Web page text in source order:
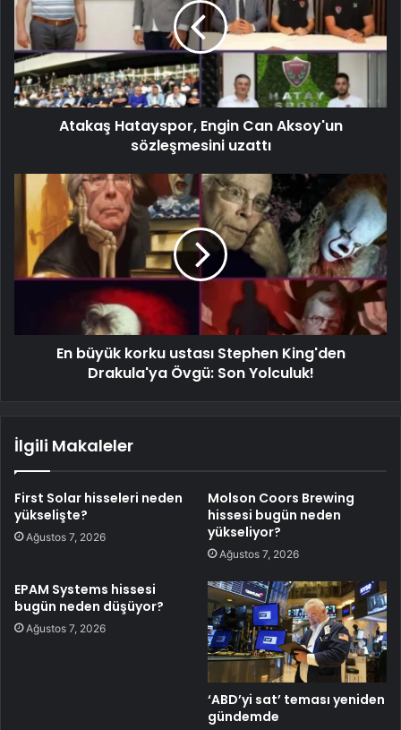
Atakaş Hatayspor, Engin Can Aksoy'un
sözleşmesini uzattı
En büyük korku ustası Stephen King'den
Drakula'ya Övgü: Son Yolculuk!
İlgili Makaleler
First Solar hisseleri neden
yükselişte?
Ağustos 7, 2026
Molson Coors Brewing
hissesi bugün neden
yükseliyor?
Ağustos 7, 2026
EPAM Systems hissesi
bugün neden düşüyor?
Ağustos 7, 2026
‘ABD’yi sat’ teması yeniden
gündemde